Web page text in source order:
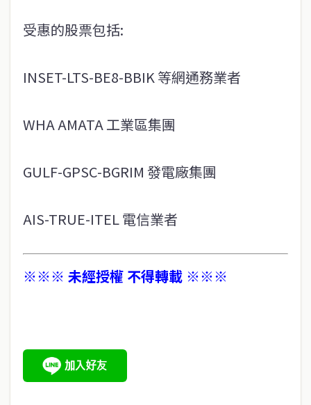
受惠的股票包括:
INSET-LTS-BE8-BBIK 等網通務業者
WHA AMATA 工業區集團
GULF-GPSC-BGRIM 發電廠集團
AIS-TRUE-ITEL 電信業者
※※※ 未經授權 不得轉載 ※※※